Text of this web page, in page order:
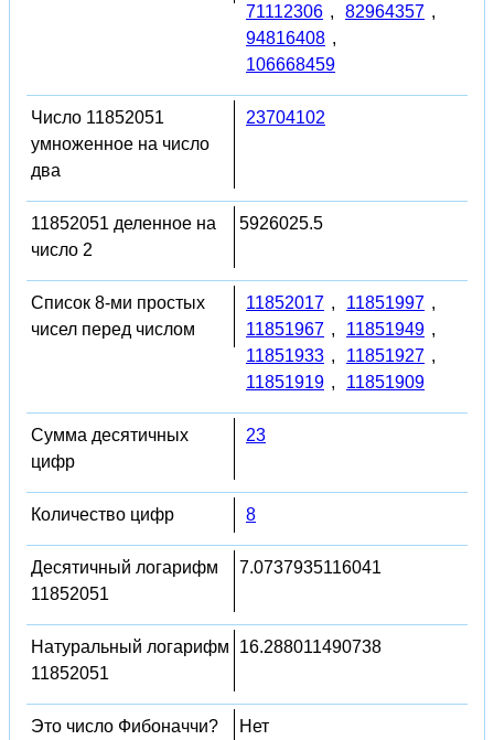
71112306 , 82964357 ,
94816408 ,
106668459
Число 11852051
умноженное на число
два
23704102
11852051 деленное на
число 2
5926025.5
Список 8-ми простых
чисел перед числом
11852017 , 11851997 ,
11851967 , 11851949 ,
11851933 , 11851927 ,
11851919 , 11851909
Сумма десятичных
цифр
23
Количество цифр 8
Десятичный логарифм
11852051
7.0737935116041
Натуральный логарифм
11852051
16.288011490738
Это число Фибоначчи? Нет